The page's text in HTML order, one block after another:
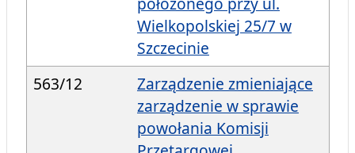
Wielkopolskiej 25/7 w
Szczecinie
563/12
Zarządzenie zmieniające
zarządzenie w sprawie
powołania Komisji